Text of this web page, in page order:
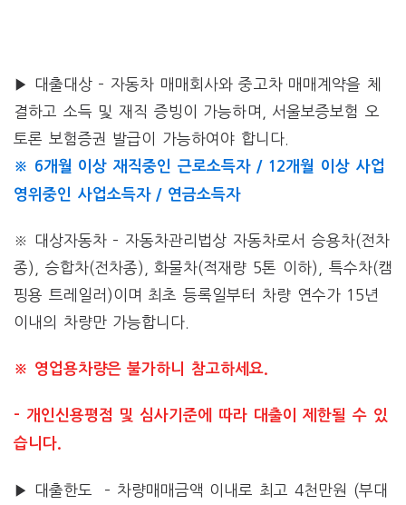
▶ 대출대상 – 자동차 매매회사와 중고차 매매계약을 체
결하고 소득 및 재직 증빙이 가능하며, 서울보증보험 오
토론 보험증권 발급이 가능하여야 합니다.
※ 6개월 이상 재직중인 근로소득자 / 12개월 이상 사업
영위중인 사업소득자 / 연금소득자
※ 대상자동차 – 자동차관리법상 자동차로서 승용차(전차
종), 승합차(전차종), 화물차(적재량 5톤 이하), 특수차(캠
핑용 트레일러)이며 최초 등록일부터 차량 연수가 15년
이내의 차량만 가능합니다.
※ 영업용차량은 불가하니 참고하세요.
– 개인신용평점 및 심사기준에 따라 대출이 제한될 수 있
습니다.
▶ 대출한도 – 차량매매금액 이내로 최고 4천만원 (부대